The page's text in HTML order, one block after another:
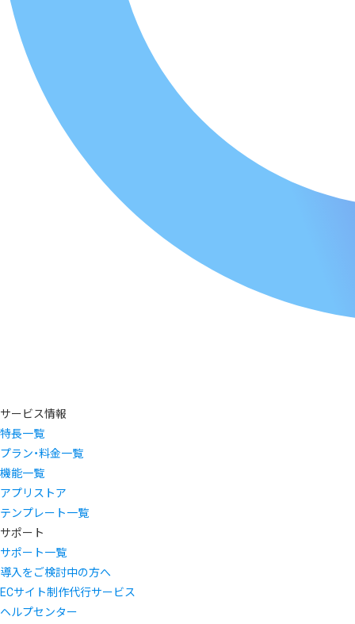
サービス情報
特長一覧
プラン・料金一覧
機能一覧
アプリストア
テンプレート一覧
サポート
サポート一覧
導入をご検討中の方へ
ECサイト制作代行サービス
ヘルプセンター